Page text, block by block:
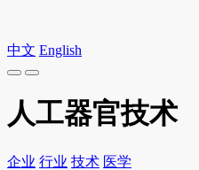
中文 English
人工器官技术
企业 行业 技术 医学